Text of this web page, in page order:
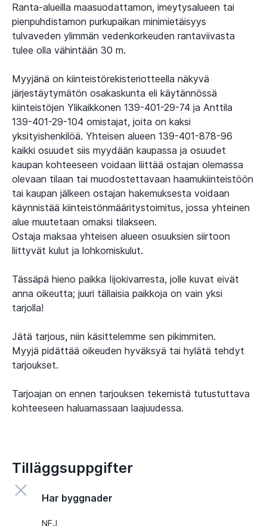
Ranta-alueilla maasuodattamon, imeytysalueen tai
pienpuhdistamon purkupaikan minimietäisyys
tulvaveden ylimmän vedenkorkeuden rantaviivasta
tulee olla vähintään 30 m.
Myyjänä on kiinteistörekisteriotteella näkyvä
järjestäytymätön osakaskunta eli käytännössä
kiinteistöjen Ylikaikkonen 139-401-29-74 ja Anttila
139-401-29-104 omistajat, joita on kaksi
yksityishenkilöä. Yhteisen alueen 139-401-878-96
kaikki osuudet siis myydään kaupassa ja osuudet
kaupan kohteeseen voidaan liittää ostajan olemassa
olevaan tilaan tai muodostettavaan haamukiinteistöön
tai kaupan jälkeen ostajan hakemuksesta voidaan
käynnistää kiinteistönmääritystoimitus, jossa yhteinen
alue muutetaan omaksi tilakseen.
Ostaja maksaa yhteisen alueen osuuksien siirtoon
liittyvät kulut ja lohkomiskulut.
Tässäpä hieno paikka Iijokivarresta, jolle kuvat eivät
anna oikeutta; juuri tällaisia paikkoja on vain yksi
tarjolla!
Jätä tarjous, niin käsittelemme sen pikimmiten.
Myyjä pidättää oikeuden hyväksyä tai hylätä tehdyt
tarjoukset.
Tarjoajan on ennen tarjouksen tekemistä tutustuttava
kohteeseen haluamassaan laajuudessa.
Tilläggsuppgifter
Har byggnader
NEJ